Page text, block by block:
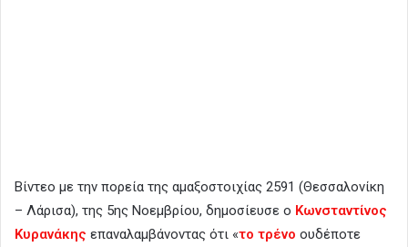
Βίντεο με την πορεία της αμαξοστοιχίας 2591 (Θεσσαλονίκη
– Λάρισα), της 5ης Νοεμβρίου, δημοσίευσε ο Κωνσταντίνος
Κυρανάκης επαναλαμβάνοντας ότι «το τρένο ουδέποτε